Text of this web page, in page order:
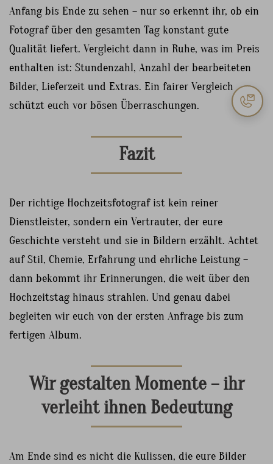
Anfang bis Ende zu sehen – nur so erkennt ihr, ob ein
Fotograf über den gesamten Tag konstant gute
Qualität liefert. Vergleicht dann in Ruhe, was im Preis
enthalten ist: Stundenzahl, Anzahl der bearbeiteten
Bilder, Lieferzeit und Extras. Ein fairer Vergleich
schützt euch vor bösen Überraschungen.
Fazit
Der richtige Hochzeitsfotograf ist kein reiner
Dienstleister, sondern ein Vertrauter, der eure
Geschichte versteht und sie in Bildern erzählt. Achtet
auf Stil, Chemie, Erfahrung und ehrliche Leistung –
dann bekommt ihr Erinnerungen, die weit über den
Hochzeitstag hinaus strahlen. Und genau dabei
begleiten wir euch von der ersten Anfrage bis zum
fertigen Album.
Wir gestalten Momente – ihr
verleiht ihnen Bedeutung
Am Ende sind es nicht die Kulissen, die eure Bilder